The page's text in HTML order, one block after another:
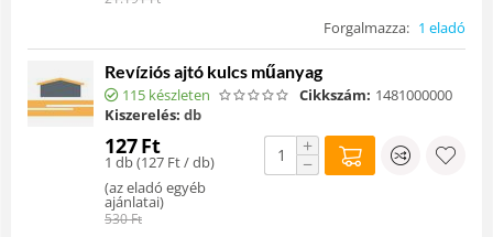
Forgalmazza: 1 eladó
Revíziós ajtó kulcs műanyag
115 készleten Cikkszám: 1481000000
Kiszerelés: db
127Ft
1 db (127 Ft/ db)
(az eladó egyéb
ajánlatai)
530Ft
+
−